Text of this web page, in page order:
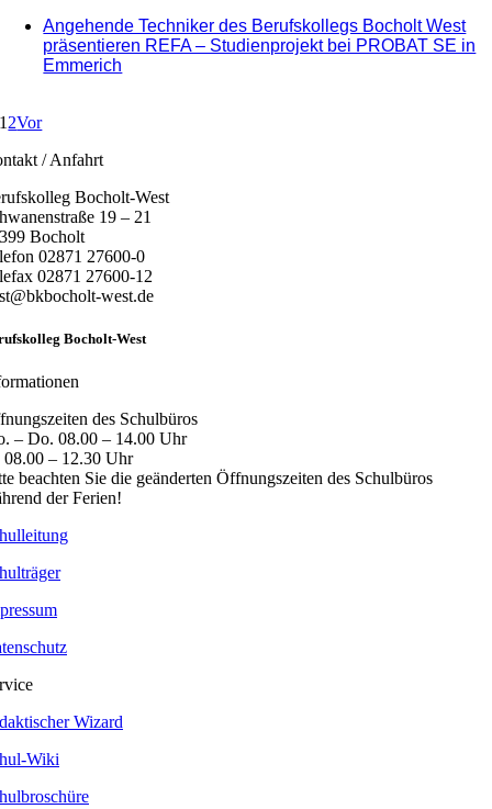
Angehende Techniker des Berufskollegs Bocholt West
präsentieren REFA – Studienprojekt bei PROBAT SE in
Emmerich
1 2Vor
/ Anfahrt
Bocholt-West
19 – 21
Bocholt
02871 27600-0
02871 27600-12
west.de
Bocholt-West
des Schulbüros
– Do. 08.00 – 14.00 Uhr
08.00 – 12.30 Uhr
beachten Sie die geänderten Öffnungszeiten des Schulbüros
der Ferien!
Wizard
Wiki